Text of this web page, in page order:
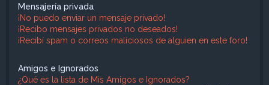
Mensajería privada
¡No puedo enviar un mensaje privado!
¡Recibo mensajes privados no deseados!
¡Recibí spam o correos maliciosos de alguien en este foro!
Amigos e Ignorados
¿Qué es la lista de Mis Amigos e Ignorados?